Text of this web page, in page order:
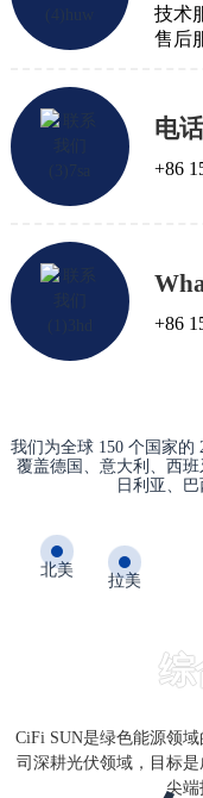
技术
售后
电话
+86
+86
我们为全球 150 个国家的
覆盖德国、意大利、西
日利亚、
北美
拉美
综
CiFi SUN是绿色能源领
司深耕光伏领域，目标
尖端